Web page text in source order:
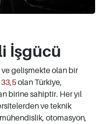
İşgücü
gelişmekte olan bir
olan Türkiye,
birine sahiptir. Her yıl
ve teknik
otomasyon,